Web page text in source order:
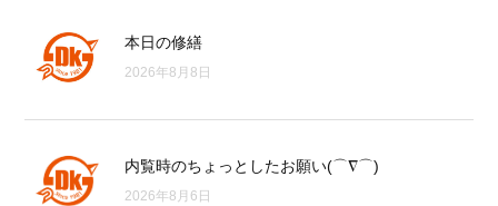
本日の修繕
2026年8月8日
内覧時のちょっとしたお願い(⌒∇⌒)
2026年8月6日